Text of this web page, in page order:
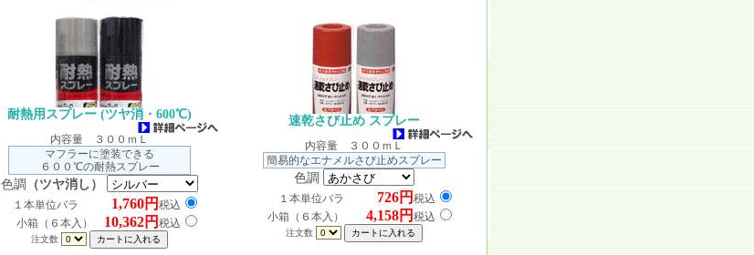
耐熱用スプレー (ツヤ消・600℃)
内容量 ３００ｍＬ
マフラーに塗装できる
６００℃の耐熱スプレー
色調 （ツヤ消し）
１本単位バラ 1,760円 税込
小箱（６本入）
10,362円 税込
注文数
速乾さび止め スプレー
内容量 ３００ｍＬ
簡易的なエナメルさび止めスプレー
色調
１本単位バラ 726円 税込
小箱（６本入） 4,158円 税込
注文数